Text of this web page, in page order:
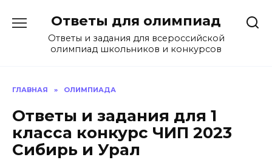
содержанию
Ответы для олимпиад
Ответы и задания для всероссийской
олимпиад школьников и конкурсов
ГЛАВНАЯ » ОЛИМПИАДА
Ответы и задания для 1
класса конкурс ЧИП 2023
Сибирь и Урал